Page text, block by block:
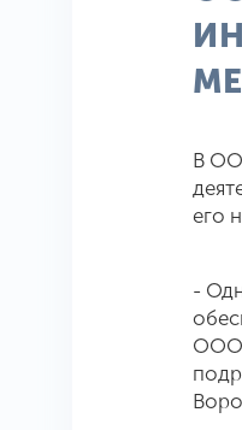
В
его
-
ООО